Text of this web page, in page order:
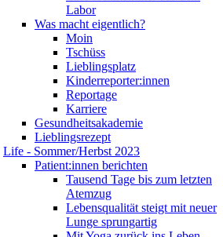
Labor
Was macht eigentlich?
Moin
Tschüss
Lieblingsplatz
Kinderreporter:innen
Reportage
Karriere
Gesundheitsakademie
Lieblingsrezept
Life - Sommer/Herbst 2023
Patient:innen berichten
Tausend Tage bis zum letzten
Atemzug
Lebensqualität steigt mit neuer
Lunge sprungartig